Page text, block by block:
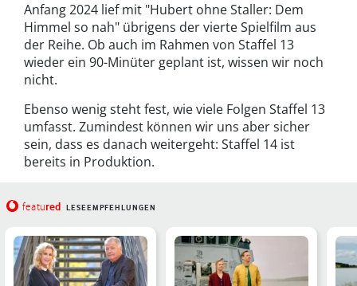
Anfang 2024 lief mit "Hubert ohne Staller: Dem
Himmel so nah" übrigens der vierte Spielfilm aus
der Reihe. Ob auch im Rahmen von Staffel 13
wieder ein 90-Minüter geplant ist, wissen wir noch
nicht.
Ebenso wenig steht fest, wie viele Folgen Staffel 13
umfasst. Zumindest können wir uns aber sicher
sein, dass es danach weitergeht: Staffel 14 ist
bereits in Produktion.
featured LESEEMPFEHLUNGEN